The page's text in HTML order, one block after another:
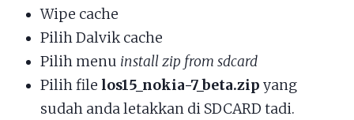
Wipe cache
Pilih Dalvik cache
Pilih menu install zip from sdcard
Pilih file los15_nokia-7_beta.zip yang
sudah anda letakkan di SDCARD tadi.